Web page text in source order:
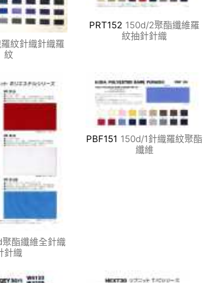
紋針織針織羅
紋
PRT152 150d/2聚酯纖維羅
紋抽針針織
聚酯纖維全針織
針織
PBF151 150d/1針織羅紋聚酯
纖維